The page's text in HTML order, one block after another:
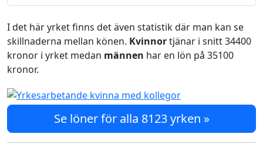
I det här yrket finns det även statistik där man kan se
skillnaderna mellan könen. Kvinnortjänar i snitt 34400
kronor i yrket medan männen har en lön på 35100
kronor.
Se löner för alla 8123 yrken »